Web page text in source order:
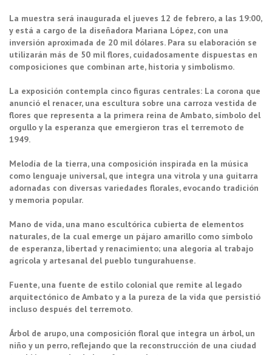
La muestra será inaugurada el jueves 12 de febrero, a las 19:00,
y está a cargo de la diseñadora Mariana López, con una
inversión aproximada de 20 mil dólares. Para su elaboración se
utilizarán más de 50 mil flores, cuidadosamente dispuestas en
composiciones que combinan arte, historia y simbolismo.
La exposición contempla cinco figuras centrales: La corona que
anunció el renacer, una escultura sobre una carroza vestida de
flores que representa a la primera reina de Ambato, símbolo del
orgullo y la esperanza que emergieron tras el terremoto de
1949.
Melodía de la tierra, una composición inspirada en la música
como lenguaje universal, que integra una vitrola y una guitarra
adornadas con diversas variedades florales, evocando tradición
y memoria popular.
Mano de vida, una mano escultórica cubierta de elementos
naturales, de la cual emerge un pájaro amarillo como símbolo
de esperanza, libertad y renacimiento; una alegoría al trabajo
agrícola y artesanal del pueblo tungurahuense.
Fuente, una fuente de estilo colonial que remite al legado
arquitectónico de Ambato y a la pureza de la vida que persistió
incluso después del terremoto.
Árbol de arupo, una composición floral que integra un árbol, un
niño y un perro, reflejando que la reconstrucción de una ciudad